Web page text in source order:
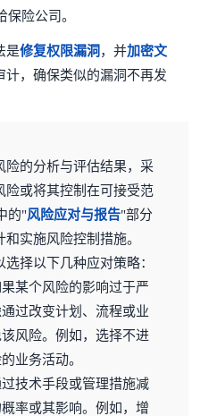
险公司。
是修复权限漏洞，并加密文
，确保类似的漏洞不再发
险的分析与评估结果，采
险或将其控制在可接受范
的"风险应对与报告"部分
实施风险控制措施。
择以下几种应对策略：
某个风险的影响过于严
过改变计划、流程或业
风险。例如，选择不进
业务活动。
技术手段或管理措施减
率或其影响。例如，增